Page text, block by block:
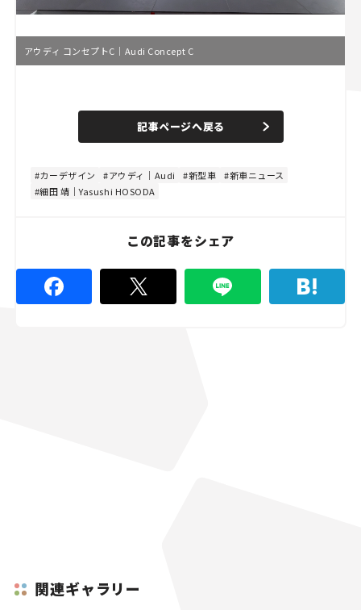
アウディ コンセプトC｜Audi Concept C
n
e
d
8
記事ページへ戻る
カーデザイン アウディ｜Audi 新型車
新車ニュース
細田 靖｜Yasushi HOSODA
この記事をシェア
関連ギャラリー